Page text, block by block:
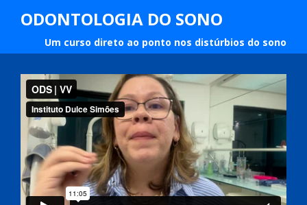
ODONTOLOGIA DO SONO
Um curso direto ao ponto nos distúrbios do sono